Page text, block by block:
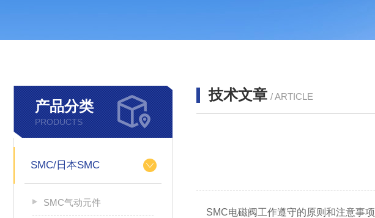
产品分类
PRODUCTS
SMC/日本SMC
SMC气动元件
技术文章 / ARTICLE
SMC电磁阀工作遵守的原则和注意事项